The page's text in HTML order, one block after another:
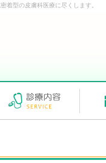
着型の皮膚科医療に尽くします。